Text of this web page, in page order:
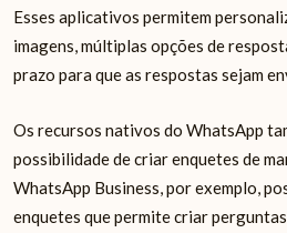
Esses aplicativos permitem
imagens, múltiplas opções de
prazo para que as respostas sejam
Os recursos nativos do WhatsApp
possibilidade de criar enquetes de
WhatsApp Business, por exemplo,
enquetes que permite criar